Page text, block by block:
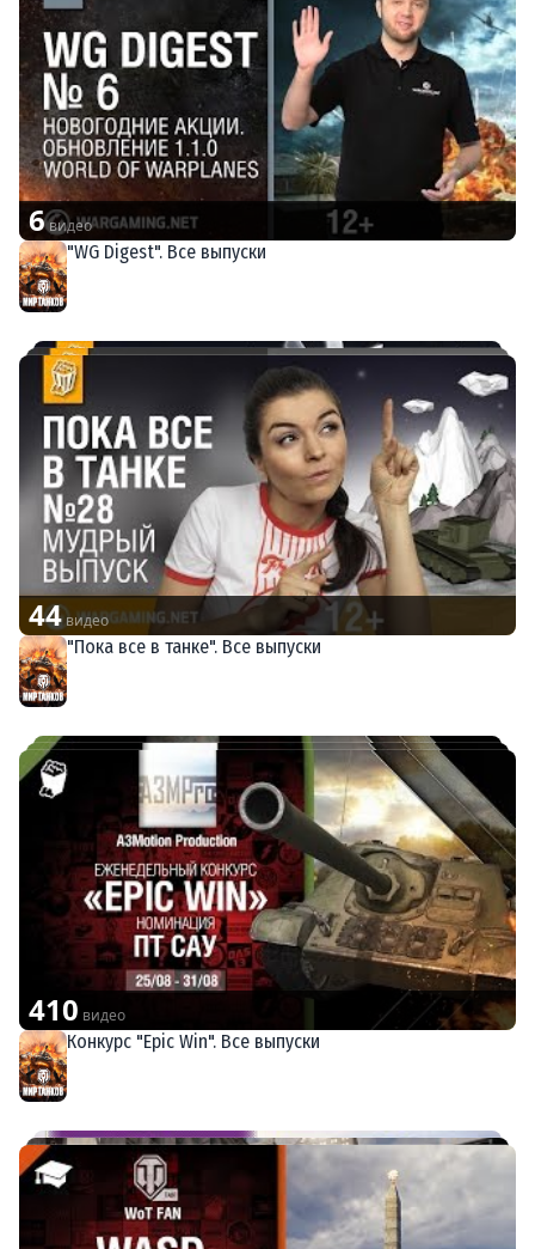
6видео
"WG Digest". Все выпуски
44видео
"Пока все в танке". Все выпуски
410 видео
Конкурс "Epic Win". Все выпуски